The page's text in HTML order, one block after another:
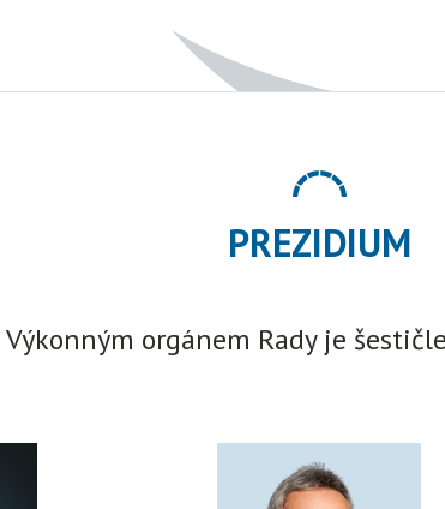
PREZIDIUM
Výkonným orgánem Rady je